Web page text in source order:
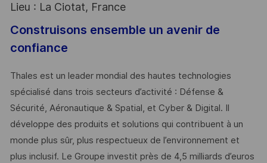
Lieu : La Ciotat, France
Construisons ensemble un avenir de
confiance
Thales est un leader mondial des hautes technologies
spécialisé dans trois secteurs d’activité : Défense &
Sécurité, Aéronautique & Spatial, et Cyber & Digital. Il
développe des produits et solutions qui contribuent à un
monde plus sûr, plus respectueux de l’environnement et
plus inclusif. Le Groupe investit près de 4,5 milliards d’euros